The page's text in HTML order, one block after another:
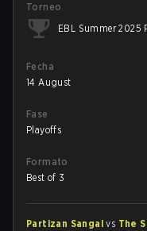
Torneo
EBL Summer 2025
Fecha
14 August
Fase
Playoffs
Formato
Best of 3
Partizan Sangalvs The